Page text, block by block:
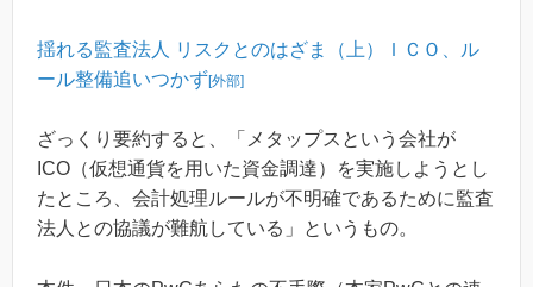
揺れる監査法人 リスクとのはざま（上）ＩＣＯ、ル
ール整備追いつかず[外部]
ざっくり要約すると、「メタップスという会社が
ICO（仮想通貨を用いた資金調達）を実施しようとし
たところ、会計処理ルールが不明確であるために監査
法人との協議が難航している」というもの。